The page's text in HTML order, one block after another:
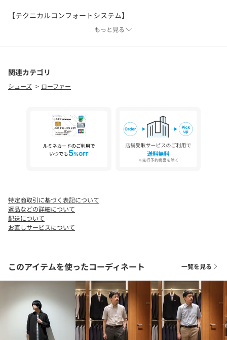
【テクニカルコンフォートシステム】
履き心地の良さを考慮し、専用に材料から開発したオリジナルソ
へたり・沈み込みを想定し厚み・弾力性の違う3種類のクッション
を組み合わせています。
底付け製法の中で、屈曲性に富むマッケイ製法で仕上げていま
■製法：マッケイ製法
ソールとアッパー(甲革)を直接縫い付ける、イタリアの伝統的な製
法でシンプルな構造上、ソールの返りが良く、柔らかい革でも靴
にすることができます。
履き込むことで、足を包み込むような足馴染みを感じることがで
ューズには、この製法が多く使われています。
【注意事項】
※商品を使用前に、タグ等に記載されている「取り扱い上の注意
り、実際の色味と異なって見える場合がございます。予めご了承
ください。
※商品の色味の目安は、商品単体の画像をご参照ください。
※シューズの重量は、シューズ本体のみ両足の重量となります。
箱や付属品は計測に含まれません。
※商品に不良が無い場合、包装紙および箱の破損がございまして
も、発送させていただいております。予めご了承ください。
もっと見る
関連カテゴリ
シューズ ローファー
特定商取引に基づく表記について
返品などの詳細について
配送について
お直しサービスについて
このアイテムを使ったコーディネート 一覧を見る